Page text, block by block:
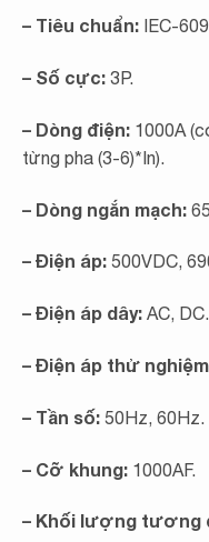
– Tiêu chuẩn: IEC-
– Số cực: 3P.
– Dòng điện: 1000A
từng pha (3-6)*In).
– Dòng ngắn mạch:
– Điện áp: 500VDC,
– Điện áp dây: AC, DC.
– Điện áp thử
– Tần số: 50Hz, 60Hz.
– Cỡ khung: 1000AF.
– Khối lượng tương